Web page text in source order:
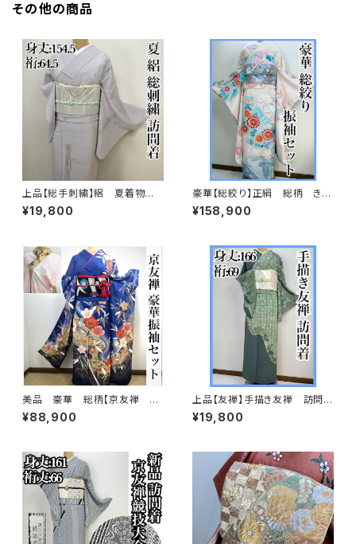
その他の商品
上品【総手刺繍】絽 夏着物
訪問着 正絹 s231
¥19,800
豪華【総絞り】正絹 総柄 きぬ
たや調 振袖セット s676
¥158,900
美品 豪華 総柄【京友禅 古
典柄】正絹 振袖セット q993
¥88,900
上品【友禅】手描き友禅 訪問着
正絹s697
¥19,800